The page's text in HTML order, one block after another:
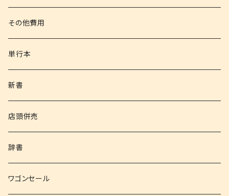
その他書籍
書籍以外
その他費用
単行本
新書
店頭併売
辞書
ワゴンセール